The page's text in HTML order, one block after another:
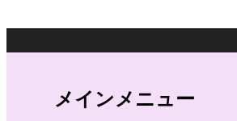
メインメニュー